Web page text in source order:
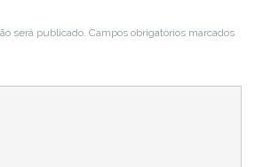
será publicado. Campos obrigatórios marcados